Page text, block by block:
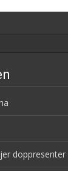
doppresenter